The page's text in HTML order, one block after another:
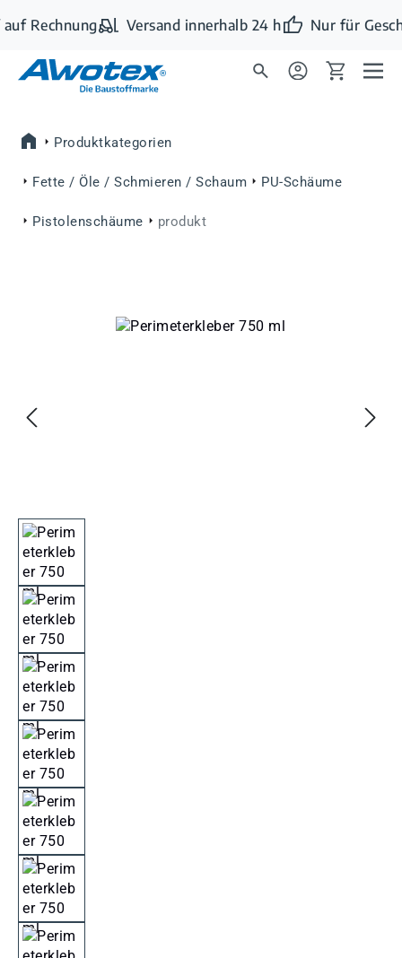
Zum Hauptinhalt springen
Rechnung Versand innerhalb 24 h Nur für
Produktkategorien
Fette / Öle / Schmieren / Schaum PU-Schäume
Pistolenschäume produkt
Bildergalerie überspringen